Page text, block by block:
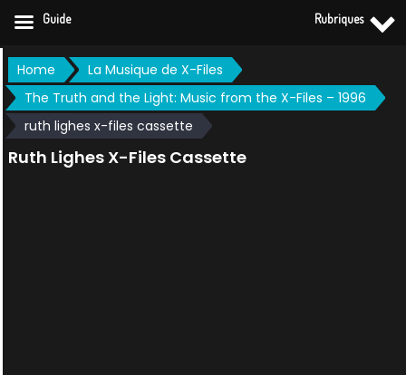
Skip
to
content
Home
La Musique de X-Files
The Truth and the Light: Music from the X-Files – 1996
ruth lighes x-files cassette
Ruth Lighes X-Files Cassette
Guide Rubriques